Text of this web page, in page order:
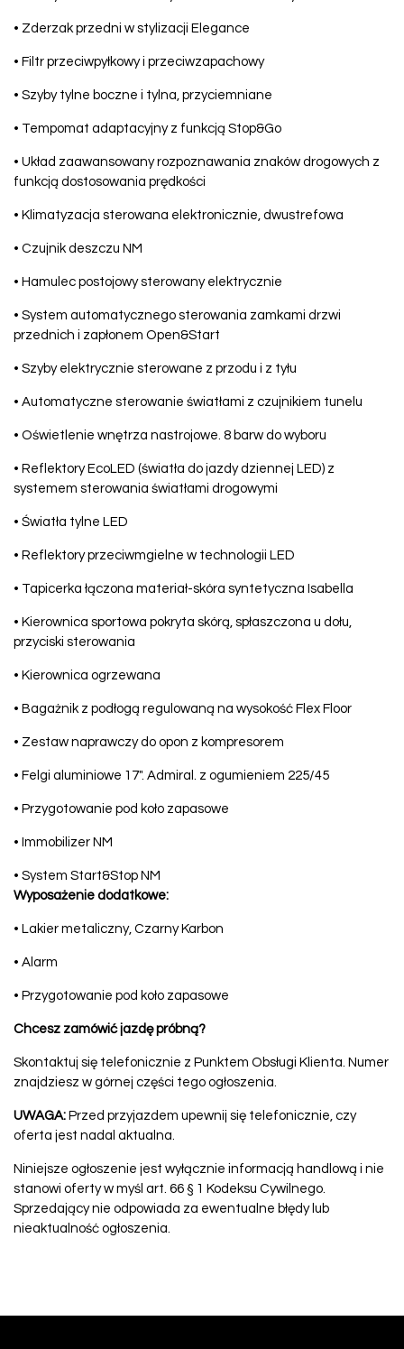
• Zderzak przedni w stylizacji Elegance
• Filtr przeciwpyłkowy i przeciwzapachowy
• Szyby tylne boczne i tylna, przyciemniane
• Tempomat adaptacyjny z funkcją Stop&Go
• Układ zaawansowany rozpoznawania znaków drogowych z
funkcją dostosowania prędkości
• Klimatyzacja sterowana elektronicznie, dwustrefowa
• Czujnik deszczu NM
• Hamulec postojowy sterowany elektrycznie
• System automatycznego sterowania zamkami drzwi
przednich i zapłonem Open&Start
• Szyby elektrycznie sterowane z przodu i z tyłu
• Automatyczne sterowanie światłami z czujnikiem tunelu
• Oświetlenie wnętrza nastrojowe. 8 barw do wyboru
• Reflektory EcoLED (światła do jazdy dziennej LED) z
systemem sterowania światłami drogowymi
• Światła tylne LED
• Reflektory przeciwmgielne w technologii LED
• Tapicerka łączona materiał-skóra syntetyczna Isabella
• Kierownica sportowa pokryta skórą, spłaszczona u dołu,
przyciski sterowania
• Kierownica ogrzewana
• Bagażnik z podłogą regulowaną na wysokość Flex Floor
• Zestaw naprawczy do opon z kompresorem
• Felgi aluminiowe 17". Admiral. z ogumieniem 225/45
• Przygotowanie pod koło zapasowe
• Immobilizer NM
• System Start&Stop NM
Wyposażenie dodatkowe:
• Lakier metaliczny, Czarny Karbon
• Alarm
• Przygotowanie pod koło zapasowe
Chcesz zamówić jazdę próbną?
Skontaktuj się telefonicznie z Punktem Obsługi Klienta. Numer
znajdziesz w górnej części tego ogłoszenia.
UWAGA: Przed przyjazdem upewnij się telefonicznie, czy
oferta jest nadal aktualna.
Niniejsze ogłoszenie jest wyłącznie informacją handlową i nie
stanowi oferty w myśl art. 66 § 1 Kodeksu Cywilnego.
Sprzedający nie odpowiada za ewentualne błędy lub
nieaktualność ogłoszenia.